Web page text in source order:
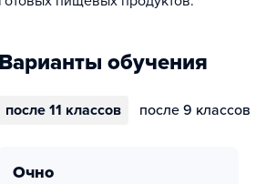
Варианты обучения
после 11 классов после 9 классов
очно